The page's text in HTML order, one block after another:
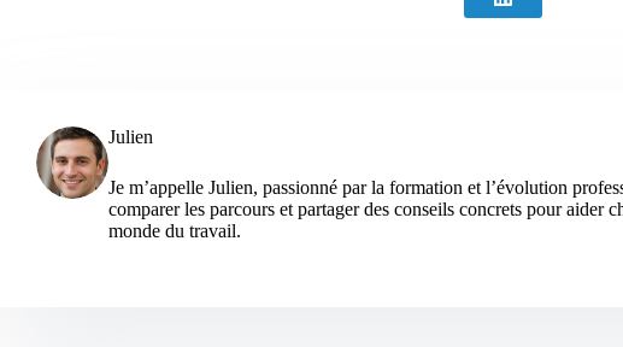
Julien
Je m’appelle Julien, passionné par la formation et l’évolution
comparer les parcours et partager des conseils concrets pour aider
monde du travail.